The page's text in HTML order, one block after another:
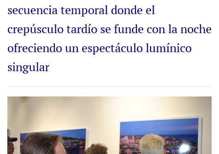
secuencia temporal donde el
crepúsculo tardío se funde con la noche
ofreciendo un espectáculo lumínico
singular